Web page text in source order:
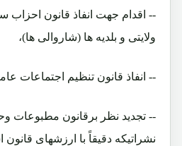
-- اقدام جهت انفاذ قانون احزاب
ولایتی و بلدیه ها (شاروالی ها)،
-- انفاذ قانون تنظیم اجتماعات
-- تجدید نظر برقانون مطبوعات
نشراتیکه دقیقاً با ارزشهای